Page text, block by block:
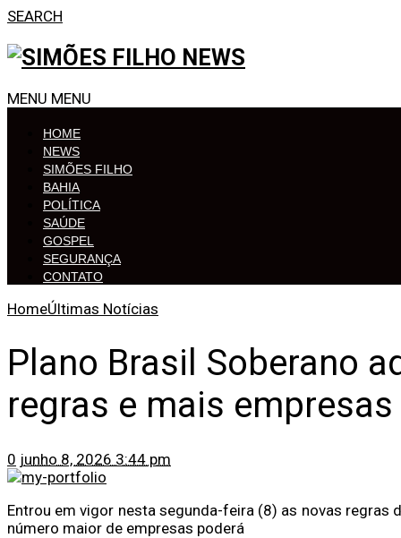
SEARCH
MENU MENU
HOME
NEWS
SIMÕES FILHO
BAHIA
POLÍTICA
SAÚDE
GOSPEL
SEGURANÇA
CONTATO
HomeÚltimas Notícias
Plano Brasil Soberano
regras e mais
0 junho 8, 2026 3:44 pm
Entrou em vigor nesta segunda-feira (8) as novas regras
número maior de empresas poderá